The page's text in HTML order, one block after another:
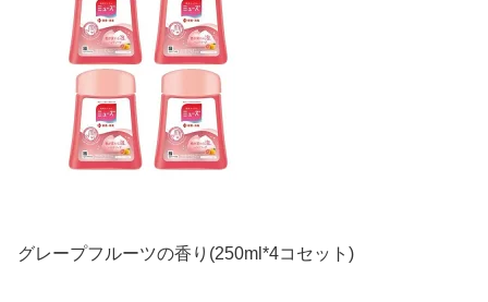
グレープフルーツの香り(250ml*4コセット)